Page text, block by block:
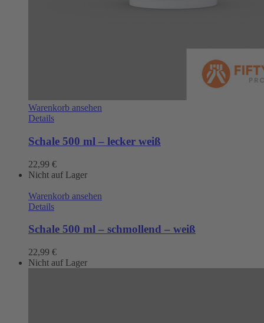
Warenkorb ansehen
Details
Schale 500 ml – lecker weiß
22,99 €
Nicht auf Lager
Warenkorb ansehen
Details
Schale 500 ml – schmollend – weiß
22,99 €
Nicht auf Lager